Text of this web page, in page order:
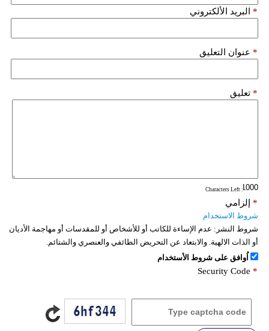
البريد الألكتروني *
عنوان التعليق *
تعليق *
: Characters Left
إلزامي *
شروط الاستخدام
شروط النشر: عدم الإساءة للكاتب أو للأشخاص أو للمقدسات أو مهاجمة الأديان
أو الذات الالهية. والابتعاد عن التحريض الطائفي والعنصري والشتائم.
اُوافق على شروط الأستخدام
Security Code *